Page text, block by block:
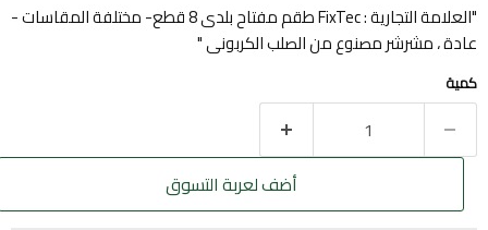
"العلامة التجارية : FixTec طقم مفتاح بلدى 8 قطع- مختلفة المقاسات -
عادة ، مشرشر مصنوع من الصلب الكربونى "
كمية
أضف لعربة التسوق